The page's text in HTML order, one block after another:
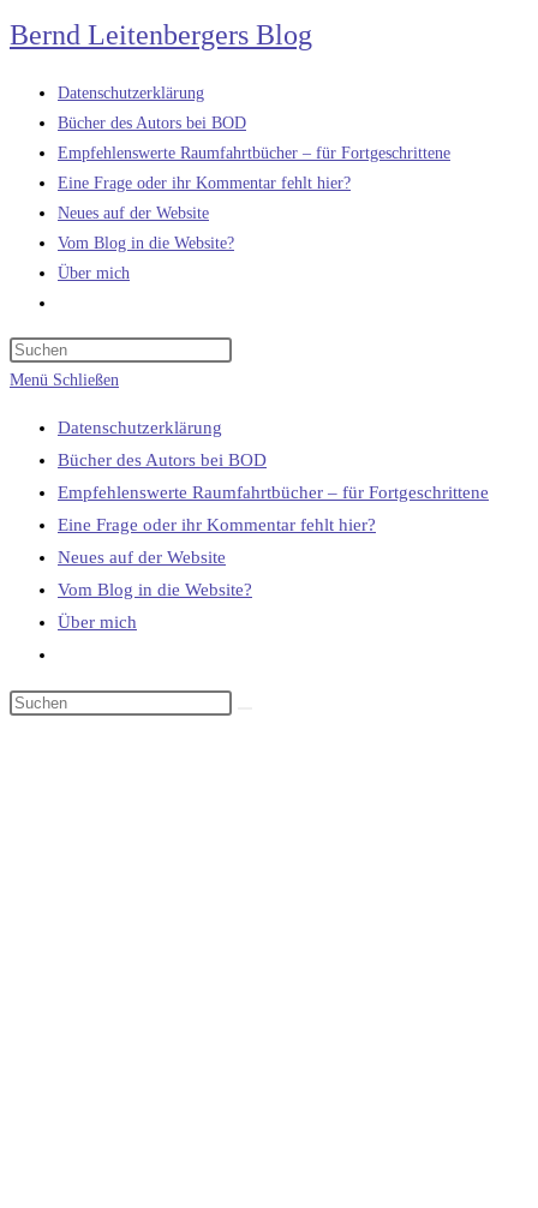
Zum
Inhalt
springen
Bernd Leitenbergers Blog
Datenschutzerklärung
Bücher des Autors bei BOD
Empfehlenswerte Raumfahrtbücher – für Fortgeschrittene
Eine Frage oder ihr Kommentar fehlt hier?
Neues auf der Website
Vom Blog in die Website?
Über mich
umschalten
Menü Schließen
Datenschutzerklärung
Bücher des Autors bei BOD
Empfehlenswerte Raumfahrtbücher – für Fortgeschrittene
Eine Frage oder ihr Kommentar fehlt hier?
Neues auf der Website
Vom Blog in die Website?
Über mich
umschalten